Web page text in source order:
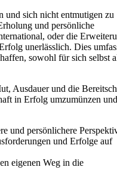
und sich nicht entmutigen zu
und persönliche
oder die
unerlässlich. Dies
sowohl für sich selbst
Ausdauer und die
in Erfolg umzumünzen
und persönlichere
und Erfolge auf
eigenen Weg in die